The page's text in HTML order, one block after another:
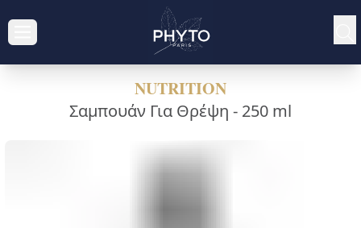
NUTRITION
Σαμπουάν Για Θρέψη - 250 ml